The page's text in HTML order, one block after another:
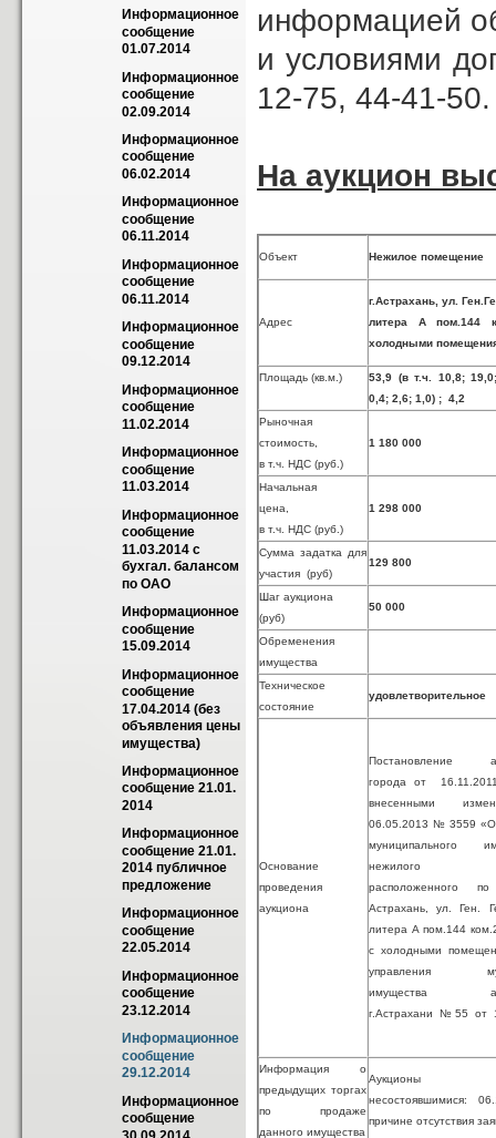
Информационное
сообщение
01.07.2014
Информационное
сообщение
02.09.2014
Информационное
сообщение
06.02.2014
Информационное
сообщение
06.11.2014
Информационное
сообщение
06.11.2014
Информационное
сообщение
09.12.2014
Информационное
сообщение
11.02.2014
Информационное
сообщение
11.03.2014
Информационное
сообщение
11.03.2014 с
бухгал. балансом
по ОАО
Информационное
сообщение
15.09.2014
Информационное
сообщение
17.04.2014 (без
объявления цены
имущества)
Информационное
сообщение 21.01.
2014
Информационное
сообщение 21.01.
2014 публичное
предложение
Информационное
сообщение
22.05.2014
Информационное
сообщение
23.12.2014
Информационное
сообщение
29.12.2014
Информационное
сообщение
информацией
и условиями
12-75, 44-41-50.
На аукцион
Объект Нежилое помещение
Адрес
г.Астрахань, ул.
литера А пом.144
холодными
Площадь (кв.м.)
53,9 (в т.ч. 10,8;
0,4; 2,6; 1,0) ; 4,2
Рыночная
стоимость,
в т.ч. НДС (руб.)
1 180 000
Начальная
цена,
в т.ч. НДС (руб.)
1 298 000
Сумма задатка для
участия (руб)
129 800
Шаг аукциона
(руб)
50 000
Обременения
имущества
Техническое
состояние
удовлетворительное
Основание
проведения
аукциона
Постановление
города от
внесенными
06.05.2013 № 3559 «О
муниципального
нежилого
расположенного
Астрахань, ул. Ген.
литера А пом.144
с холодными
управления
имущества
г.Астрахани № 55 от
Информация о
предыдущих торгах
по продаже
данного имущества
Аукционы
несостоявшимися:
причине отсутствия